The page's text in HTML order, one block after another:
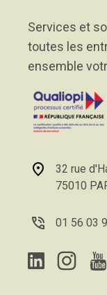
Services et
toutes les
ensemble
32 rue
75010
01 56 03